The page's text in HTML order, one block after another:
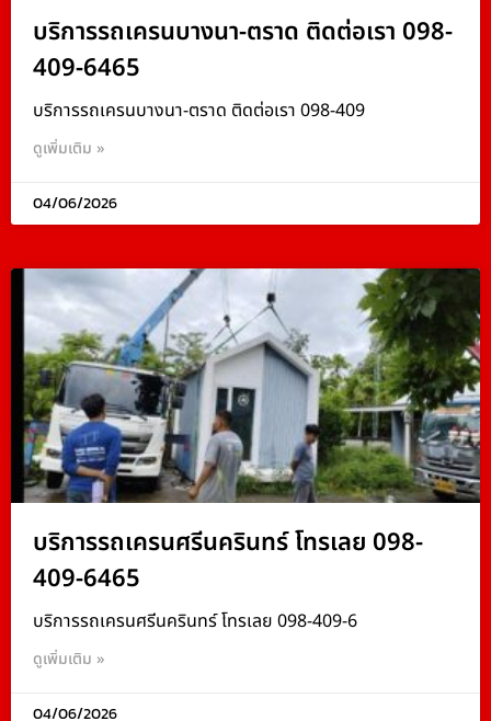
บริการรถเครนบางนา-ตราด ติดต่อเรา 098-
409-6465
บริการรถเครนบางนา-ตราด ติดต่อเรา 098-409
ดูเพิ่มเติม »
04/06/2026
บริการรถเครนศรีนครินทร์ โทรเลย 098-
409-6465
บริการรถเครนศรีนครินทร์ โทรเลย 098-409-6
ดูเพิ่มเติม »
04/06/2026